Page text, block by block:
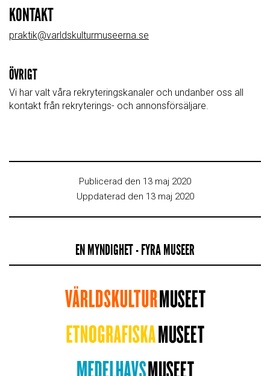
KONTAKT
praktik@varldskulturmuseerna.se
ÖVRIGT
Vi har valt våra rekryteringskanaler och undanber oss all
kontakt från rekryterings- och annonsförsäljare.
Publicerad den 13 maj 2020
Uppdaterad den 13 maj 2020
EN MYNDIGHET - FYRA MUSEER